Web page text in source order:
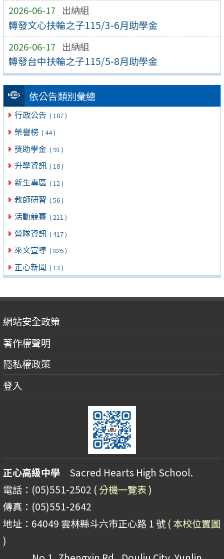
2026-06-17 出納組
轉發文心扶輪之子115/3-6月助學金
2026-06-17 出納組
轉發台中扶輪之子115/5-8月助學金
依公告類別彙總
行政公告 ( 187 )
榮譽榜 ( 44 )
獎助學金 ( 91 )
升學資訊 ( 18 )
新生專區 ( 12 )
教師研習 ( 56 )
活動競賽 ( 211 )
營隊資訊 ( 417 )
來文宣導 ( 826 )
正心新聞 ( 13 )
網站安全政策
著作權聲明
隱私權政策
登入
正心高級中學 Sacred Hearts High School.
電話：(05)551-2502 ( 分機一覽表 )
傳真：(05)551-2642
地址：64049 雲林縣斗六市正心路 1 號 ( 本校位置圖
)